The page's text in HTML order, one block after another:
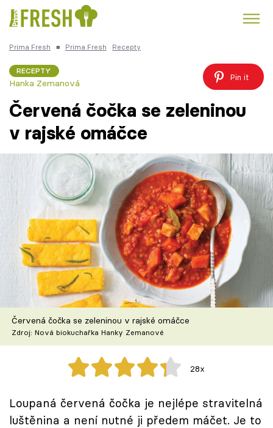
Česká kuchyně
Témata
Recepty
Články
TV Program
Škola vaření
Recepty z TV
Speciál: Cuketa
Těhotnej kuchař
Sledujte prima+
Prima Fresh ■ Prima Fresh Recepty
RECEPTY
Hanka Zemanová
Pin it
Červená čočka se zeleninou
v rajské omáčce
Červená čočka se zeleninou v rajské omáčce
Zdroj: Nová biokuchařka Hanky Zemanové
28x
Loupaná červená čočka je nejlépe stravitelná
luštěnina a není nutné ji předem máčet. Je to